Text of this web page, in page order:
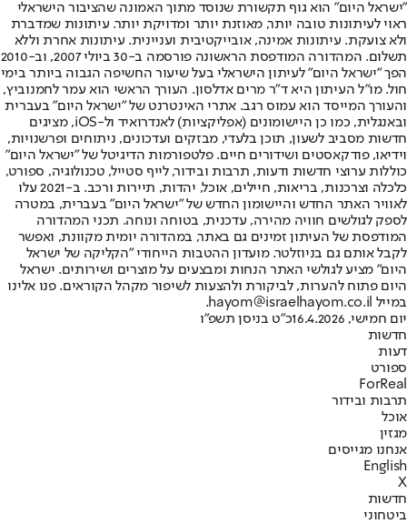
"ישראל היום" הוא גוף תקשורת שנוסד מתוך האמונה שהציבור הישראלי
ראוי לעיתונות טובה יותר, מאוזנת יותר ומדויקת יותר. עיתונות שמדברת
ולא צועקת. עיתונות אמינה, אובייקטיבית ועניינית. עיתונות אחרת וללא
תשלום. המהדורה המודפסת הראשונה פורסמה ב-30 ביולי 2007, וב-2010
הפך "ישראל היום" לעיתון הישראלי בעל שיעור החשיפה הגבוה ביותר בימי
חול. מו"ל העיתון היא ד"ר מרים אדלסון. העורך הראשי הוא עמר לחמנוביץ,
והעורך המייסד הוא עמוס רגב. אתרי האינטרנט של "ישראל היום" בעברית
ובאנגלית, כמו כן היישומונים (אפליקציות) לאנדרואיד ול-iOS, מציגים
חדשות מסביב לשעון, תוכן בלעדי, מבזקים ועדכונים, ניתוחים ופרשנויות,
וידיאו, פודקאסטים ושידורים חיים. פלטפורמות הדיגיטל של "ישראל היום"
כוללות ערוצי חדשות ודעות, תרבות ובידור, לייף סטייל, טכנולוגיה, ספורט,
כלכלה וצרכנות, בריאות, חיילים, אוכל, יהדות, תיירות ורכב. ב-2021 עלו
לאוויר האתר החדש והיישומון החדש של "ישראל היום" בעברית, במטרה
לספק לגולשים חוויה מהירה, עדכנית, בטוחה ונוחה. תכני המהדורה
המודפסת של העיתון זמינים גם באתר, במהדורה יומית מקוונת, ואפשר
לקבל אותם גם בניוזלטר. מועדון ההטבות הייחודי "הקליקה של ישראל
היום" מציע לגולשי האתר הנחות ומבצעים על מוצרים ושירותים. ישראל
היום פתוח להערות, לביקורת ולהצעות לשיפור מקהל הקוראים. פנו אלינו
במייל hayom@israelhayom.co.il.
יום חמישי, 16.4.2026
כ"ט בניסן תשפ"ו
חדשות
דעות
ספורט
ForReal
תרבות ובידור
אוכל
מגזין
אנחנו מגייסים
English
X
חדשות
ביטחוני